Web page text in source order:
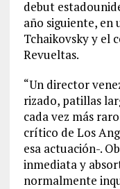
debut
año siguiente, en
Tchaikovsky y el
Revueltas.
“Un director
rizado, patillas
cada vez más
crítico de Los
esa actuación-.
inmediata y
normalmente